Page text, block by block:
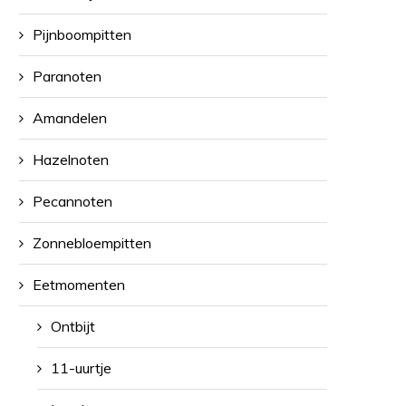
Pijnboompitten
Paranoten
Amandelen
Hazelnoten
Pecannoten
Zonnebloempitten
Eetmomenten
Ontbijt
11-uurtje